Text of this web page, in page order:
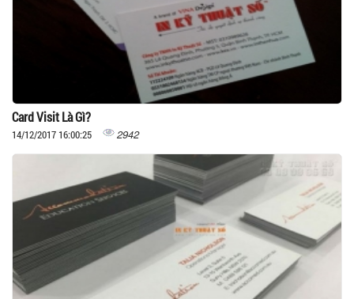
Card Visit Là Gì?
14/12/2017 16:00:25 2942